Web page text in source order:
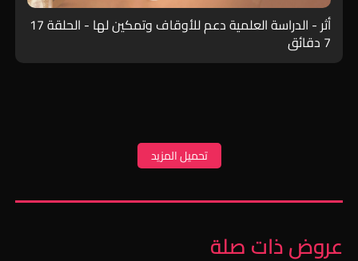
أثر - الدراسة العلمية دعم للأوقاف وتمكين لها - الحلقة 17
7 دقائق
تحميل المزيد
عروض ذات صلة